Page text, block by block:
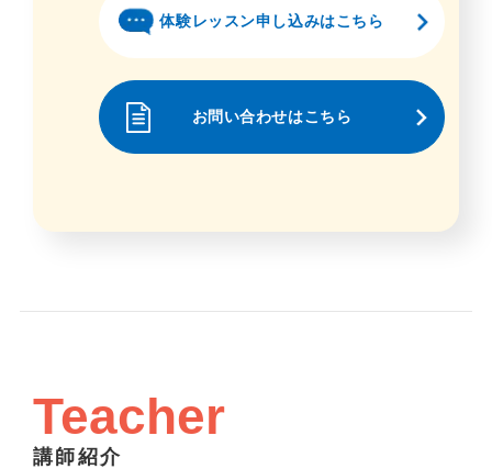
体験レッスン申し込みはこちら
お問い合わせはこちら
Teacher
講師紹介